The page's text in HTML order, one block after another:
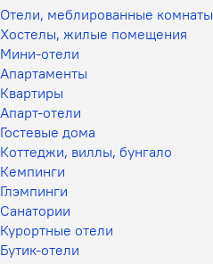
Отели, меблированные комнаты
Хостелы, жилые помещения
Мини-отели
Апартаменты
Квартиры
Апарт-отели
Гостевые дома
Коттеджи, виллы, бунгало
Кемпинги
Глэмпинги
Санатории
Курортные отели
Бутик-отели